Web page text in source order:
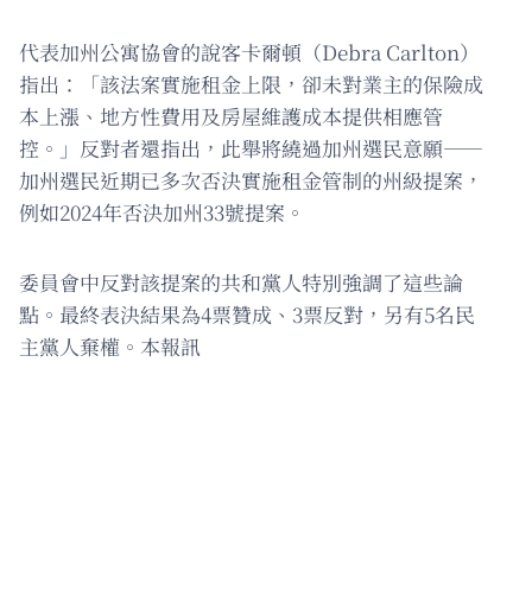
代表加州公寓協會的說客卡爾頓（Debra Carlton）
指出：「該法案實施租金上限，卻未對業主的保險成
本上漲、地方性費用及房屋維護成本提供相應管
控。」反對者還指出，此舉將繞過加州選民意願——
加州選民近期已多次否決實施租金管制的州級提案，
例如2024年否決加州33號提案。
委員會中反對該提案的共和黨人特別強調了這些論
點。最終表決結果為4票贊成、3票反對，另有5名民
主黨人棄權。本報訊